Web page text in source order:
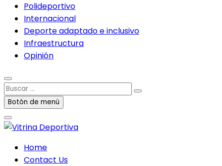
Polideportivo
Internacional
Deporte adaptado e inclusivo
Infraestructura
Opinión
Buscar
…Botón de menú
Home
Contact Us